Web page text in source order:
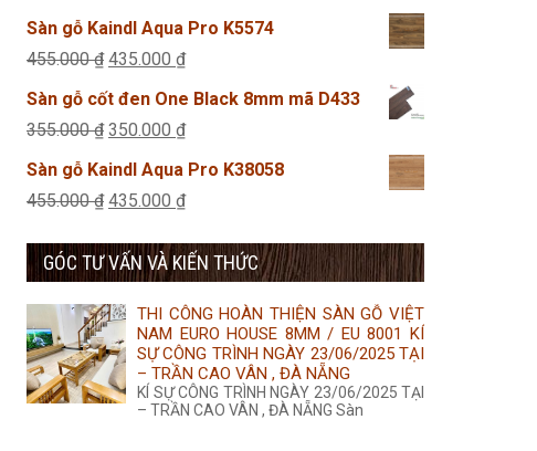
350.000 ₫.
gốc
là:
hiện
tại
435.000 ₫.
Sàn gỗ Kaindl Aqua Pro K5574
455.000₫ Giá
gốc
là:
435.000 ₫Giá
hiện
tại
435.000 ₫.
Sàn gỗ cốt đen One Black 8mm mã D433
355.000₫ Giá
gốc
là:
350.000 ₫Giá
hiện
tại
350.000 ₫.
Sàn gỗ Kaindl Aqua Pro K38058
455.000₫ Giá
là:
435.000 ₫Giá
tại
435.000 ₫.
GÓC TƯ VẤN VÀ KIẾN THỨC
THI CÔNG HOÀN THIỆN SÀN GỖ VIỆT
NAM EURO HOUSE 8MM / EU 8001 KÍ
SỰ CÔNG TRÌNH NGÀY 23/06/2025 TẠI
– TRẦN CAO VÂN , ĐÀ NẴNG
KÍ SỰ CÔNG TRÌNH NGÀY 23/06/2025 TẠI
– TRẦN CAO VÂN , ĐÀ NẴNG Sàn